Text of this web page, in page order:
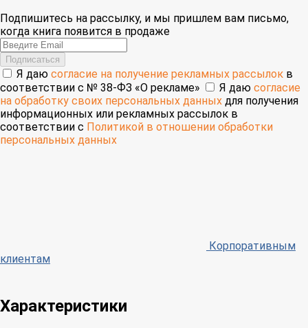
Подпишитесь на рассылку, и мы пришлем вам письмо,
когда книга появится в продаже
Email
Подписаться
Я даю согласие на получение рекламных рассылок в
соответствии с № 38-ФЗ «О рекламе»
Я даю согласие
на обработку своих персональных данных для получения
информационных или рекламных рассылок в
соответствии с Политикой в отношении обработки
персональных данных
Корпоративным
клиентам
Характеристики